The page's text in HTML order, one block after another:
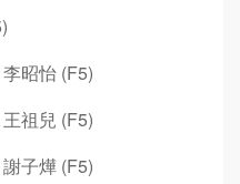
昭怡 (F5)
祖兒 (F5)
子燁 (F5)